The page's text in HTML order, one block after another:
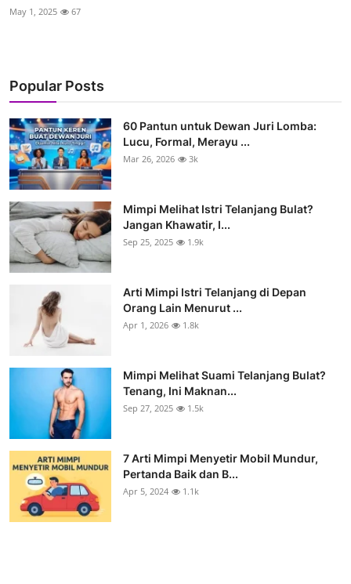
May 1, 2025 67
Popular Posts
60 Pantun untuk Dewan Juri Lomba:
Lucu, Formal, Merayu ...
Mar 26, 2026 3k
Mimpi Melihat Istri Telanjang Bulat?
Jangan Khawatir, I...
Sep 25, 2025 1.9k
Arti Mimpi Istri Telanjang di Depan
Orang Lain Menurut ...
Apr 1, 2026 1.8k
Mimpi Melihat Suami Telanjang Bulat?
Tenang, Ini Maknan...
Sep 27, 2025 1.5k
7 Arti Mimpi Menyetir Mobil Mundur,
Pertanda Baik dan B...
Apr 5, 2024 1.1k